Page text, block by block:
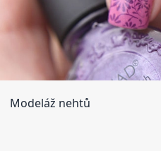
Modeláž nehtů